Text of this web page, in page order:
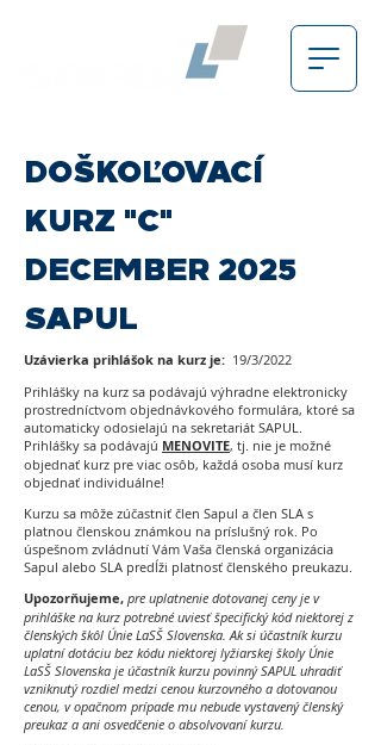
DOŠKOĽOVACÍ
KURZ "C"
DECEMBER 2025
SAPUL
Uzávierka prihlášok na kurz je: 19/3/2022
Prihlášky na kurz sa podávajú výhradne elektronicky
prostredníctvom objednávkového formulára, ktoré sa
automaticky odosielajú na sekretariát SAPUL.
Prihlášky sa podávajú MENOVITE, tj. nie je možné
objednať kurz pre viac osôb, každá osoba musí kurz
objednať individuálne!
Kurzu sa môže zúčastniť člen Sapul a člen SLA s
platnou členskou známkou na príslušný rok. Po
úspešnom zvládnutí Vám Vaša členská organizácia
Sapul alebo SLA predĺži platnosť členského preukazu.
Upozorňujeme, pre uplatnenie dotovanej ceny je v
prihláške na kurz potrebné uviesť špecifický kód niektorej z
členských škôl Únie LaSŠ Slovenska. Ak si účastník kurzu
uplatní dotáciu bez kódu niektorej lyžiarskej školy Únie
LaSŠ Slovenska je účastník kurzu povinný SAPUL uhradiť
vzniknutý rozdiel medzi cenou kurzovného a dotovanou
cenou, v opačnom prípade mu nebude vystavený členský
preukaz a ani osvedčenie o absolvovaní kurzu.